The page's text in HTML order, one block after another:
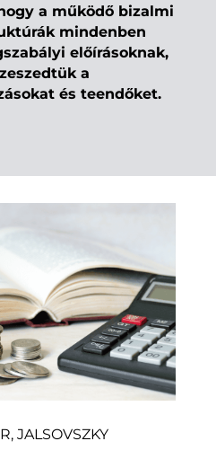
a működő bizalmi
mindenben
előírásoknak,
a
és teendőket.
JALSOVSZKY